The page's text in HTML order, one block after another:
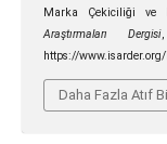
Marka Çekiciliği ve
Araştırmaları Dergisi
https://
Daha Fazla Atıf